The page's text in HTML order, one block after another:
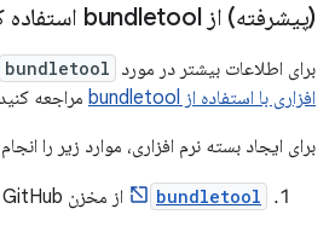
(پیشرفته) از bundletool استفاده کنید
برای اطلاعات بیشتر در مورد bundletool
افزاری با استفاده از bundletool
مراجعه
برای ایجاد بسته نرم افزاری، موارد زیر را
bundletool
از مخزن GitHub آن دانلود کنید.